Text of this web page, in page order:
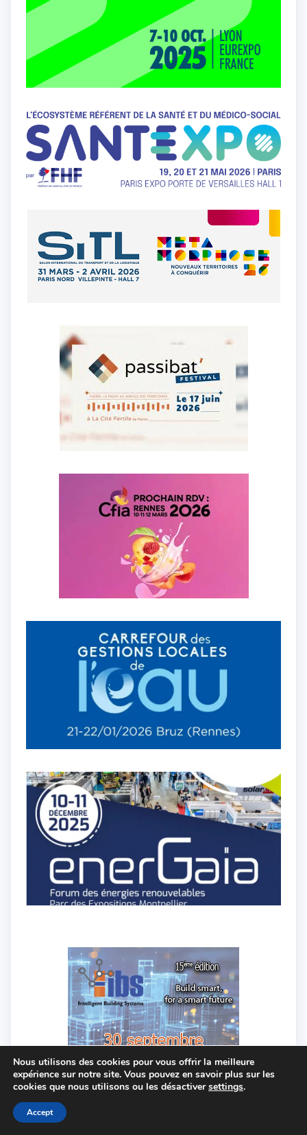
Nous utilisons des cookies pour vous offrir la meilleure
expérience sur notre site. Vous pouvez en savoir plus sur les
cookies que nous utilisons ou les désactiversettings.
Accept